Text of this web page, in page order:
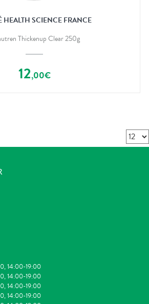
HEALTH SCIENCE FRANCE
Thickenup Clear 250g
12,00€
14:00-19:00
14:00-19:00
14:00-19:00
14:00-19:00